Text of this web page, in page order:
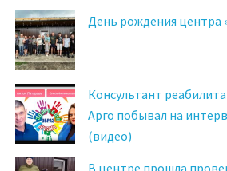
День рождения центра
Консультант
Арго побывал на
(видео)